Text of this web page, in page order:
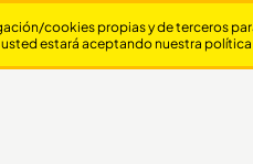
cookies propias y de terceros
estará aceptando nuestra